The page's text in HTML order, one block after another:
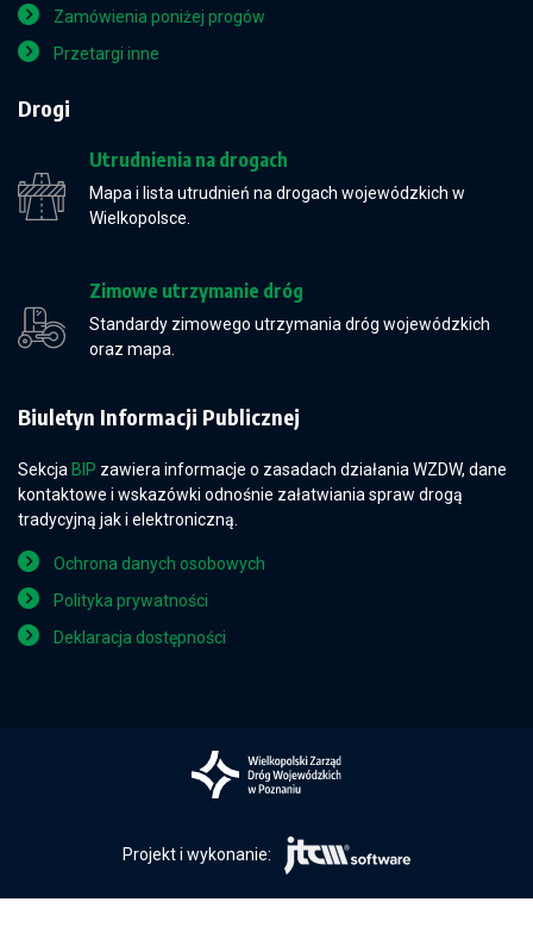
Zamówienia poniżej progów
Przetargi inne
Drogi
Utrudnienia na drogach
Mapa i lista utrudnień na drogach wojewódzkich w
Wielkopolsce.
Zimowe utrzymanie dróg
Standardy zimowego utrzymania dróg wojewódzkich
oraz mapa.
Biuletyn Informacji Publicznej
Sekcja BIP zawiera informacje o zasadach działania WZDW, dane
kontaktowe i wskazówki odnośnie załatwiania spraw drogą
tradycyjną jak i elektroniczną.
Ochrona danych osobowych
Polityka prywatności
Deklaracja dostępności
Projekt i wykonanie: